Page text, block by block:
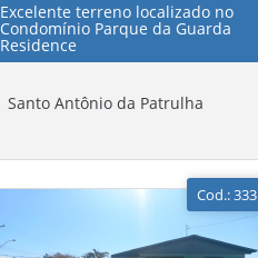
Excelente terreno localizado no
Condomínio Parque da Guarda
Residence
Santo Antônio da Patrulha
Cod.: 333